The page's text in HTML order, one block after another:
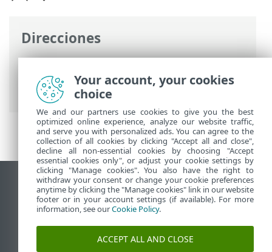
Direcciones
Ayuda en línea de ESET>ESET NOD32
Antivirus
>Configuración avanzada>
Interfaz de usuario
Ver sitio para ordenador
End of Life
Base de conocimiento de ESET
Foro de ESET
ESET Status Portal
Your account, your cookies
choice
We and our partners use cookies to give you the best
optimized online experience, analyze our website traffic,
and serve you with personalized ads. You can agree to the
collection of all cookies by clicking "Accept all and close",
decline all non-essential cookies by choosing "Accept
essential cookies only", or adjust your cookie settings by
clicking "Manage cookies". You also have the right to
withdraw your consent or change your cookie preferences
anytime by clicking the "Manage cookies" link in our website
footer or in your account settings (if available). For more
information, see ourCookie Policy.
ACCEPT ALL AND CLOSE